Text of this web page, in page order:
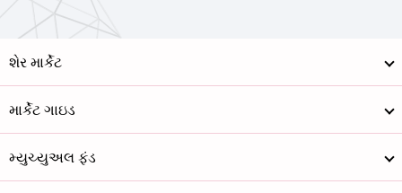
શેર માર્કેટ
માર્કેટ ગાઇડ
મ્યુચ્યુઅલ ફંડ